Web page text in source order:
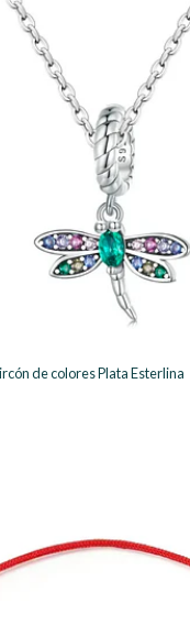
de colores Plata Esterlina